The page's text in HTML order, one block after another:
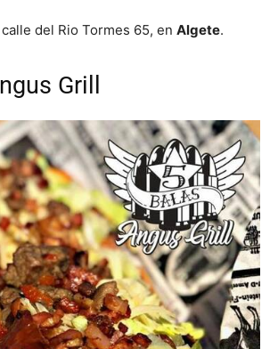
del Rio Tormes 65, en Algete.
Grill